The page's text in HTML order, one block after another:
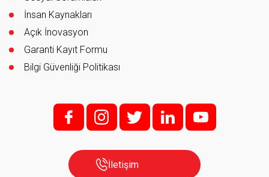
İnsan Kaynakları
Açık İnovasyon
Garanti Kayıt Formu
Bilgi Güvenliği Politikası
f; i; t l y
İletişim